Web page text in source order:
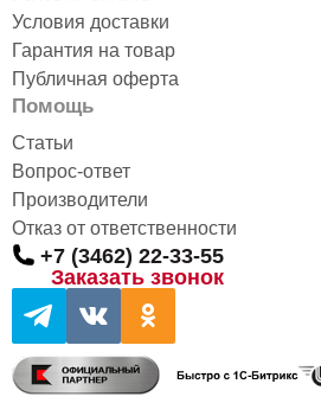
Условия доставки
Гарантия на товар
Публичная оферта
Помощь
Статьи
Вопрос-ответ
Производители
Отказ от ответственности
+7 (3462) 22-33-55
Заказать звонок